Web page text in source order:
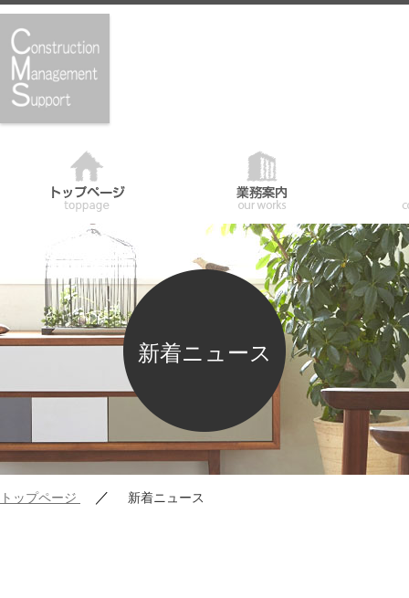
新着ニュース
トップページ ／ 新着ニュース